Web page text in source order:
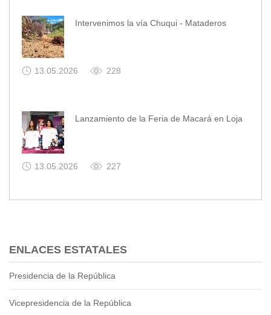
Intervenimos la vía Chuqui - Mataderos
13.05.2026 228
Lanzamiento de la Feria de Macará en Loja
13.05.2026 227
ENLACES ESTATALES
Presidencia de la República
Vicepresidencia de la República